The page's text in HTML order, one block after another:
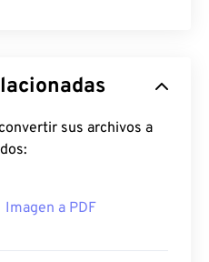
sus archivos a
Imagen a PDF